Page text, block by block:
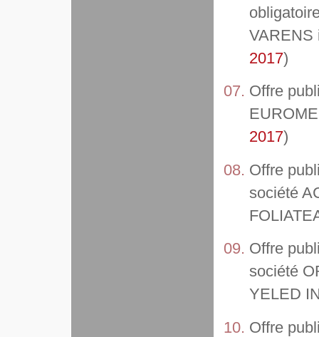
VARENS
2017)
Offre
2017)
Offre
société
Offre
société
YELED
Offre